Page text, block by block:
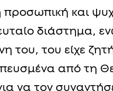
προσωπική και
διάστημα,
του, του είχε
από τη
να τον